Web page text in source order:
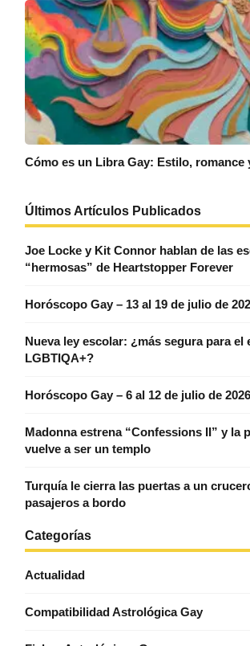
Cómo es un Libra Gay: Estilo, romance
Últimos Artículos Publicados
Joe Locke y Kit Connor hablan de las
“hermosas” de Heartstopper Forever
Horóscopo Gay – 13 al 19 de julio de
Nueva ley escolar: ¿más segura para el
LGBTIQA+?
Horóscopo Gay – 6 al 12 de julio de 2026
Madonna estrena “Confessions II” y la
vuelve a ser un templo
Turquía le cierra las puertas a un
pasajeros a bordo
Categorías
Actualidad
Compatibilidad Astrológica Gay